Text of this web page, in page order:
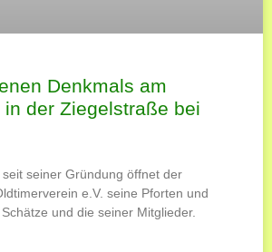
Denkmals am
in der Ziegelstraße bei
seiner Gründung öffnet der
e.V. seine Pforten und
und die seiner Mitglieder.